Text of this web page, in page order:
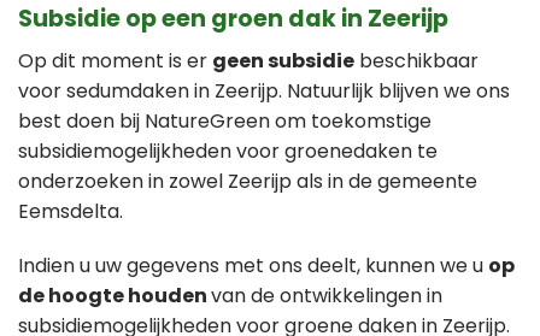
Subsidie op een groen dak in Zeerijp
Op dit moment is er geen subsidie beschikbaar
voor sedumdaken in Zeerijp. Natuurlijk blijven we ons
best doen bij NatureGreen om toekomstige
subsidiemogelijkheden voor groenedaken te
onderzoeken in zowel Zeerijp als in de gemeente
Eemsdelta.
Indien u uw gegevens met ons deelt, kunnen we u op
de hoogte houdenvan de ontwikkelingen in
subsidiemogelijkheden voor groene daken in Zeerijp.